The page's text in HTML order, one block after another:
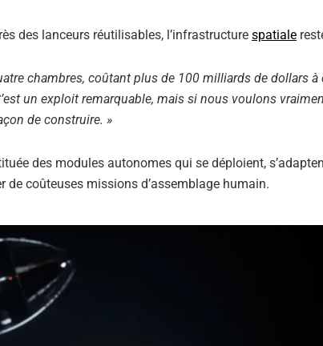
des lanceurs réutilisables, l’infrastructure spatiale
chambres, coûtant plus de 100 milliards de dollars
un exploit remarquable, mais si nous voulons
de construire. »
des modules autonomes qui se déploient,
coûteuses missions d’assemblage humain.